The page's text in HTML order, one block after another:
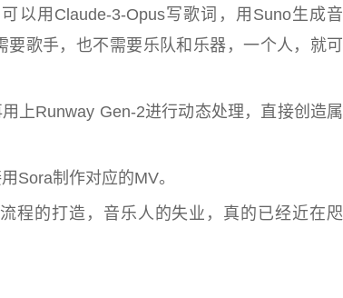
以用Claude-3-Opus写歌词，用Suno生成音
歌手，也不需要乐队和乐器，一个人，就可
上Runway Gen-2进行动态处理，直接创造属
Sora制作对应的MV。
程的打造，音乐人的失业，真的已经近在咫